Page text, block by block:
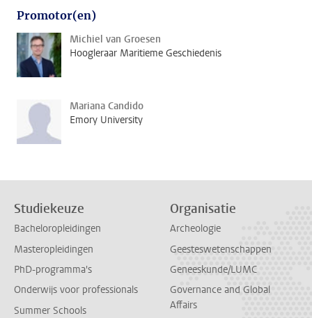
Promotor(en)
Michiel van Groesen
Hoogleraar Maritieme Geschiedenis
Mariana Candido
Emory University
Studiekeuze
Bacheloropleidingen
Masteropleidingen
PhD-programma's
Onderwijs voor professionals
Summer Schools
Organisatie
Archeologie
Geesteswetenschappen
Geneeskunde/LUMC
Governance and Global
Affairs